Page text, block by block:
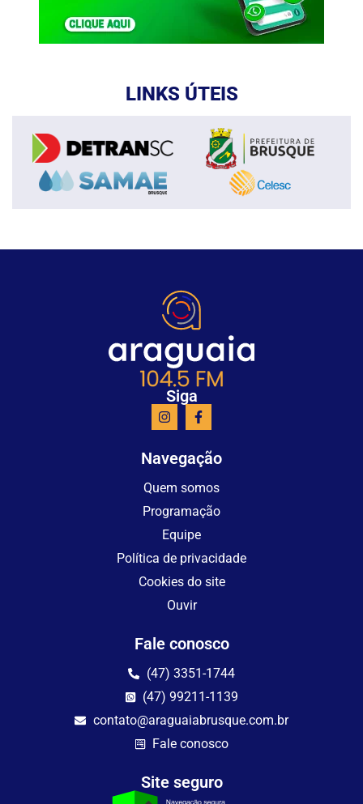
LINKS ÚTEIS
Siga
Navegação
Quem somos
Programação
Equipe
Política de privacidade
Cookies do site
Ouvir
Fale conosco
(47) 3351-1744
(47) 99211-1139
contato@araguaiabrusque.com.br
Fale conosco
Site seguro